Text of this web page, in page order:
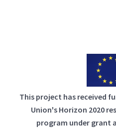
This project has received
Union's Horizon 2020
program under grant